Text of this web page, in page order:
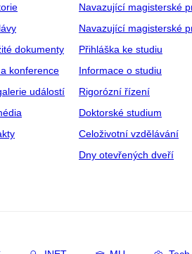
dokumenty
konference
událostí
Navazující magisterské
Navazující magisterské
Přihláška ke studiu
Informace o studiu
Rigorózní řízení
Doktorské studium
Celoživotní vzdělávání
Dny otevřených dveří